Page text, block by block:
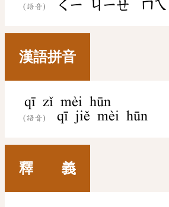
(語音) ㄑㄧ ㄐㄧㄝ ㄇㄟ
漢語拼音
qī zǐ mèi hūn
(語音) qī jiě mèi hūn
釋 義